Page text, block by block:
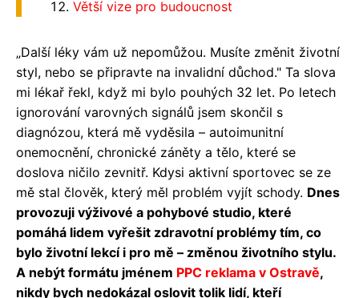
Větší vize pro budoucnost
„Další léky vám už nepomůžou. Musíte změnit životní
styl, nebo se připravte na invalidní důchod." Ta slova
mi lékař řekl, když mi bylo pouhých 32 let. Po letech
ignorování varovných signálů jsem skončil s
diagnózou, která mě vyděsila – autoimunitní
onemocnění, chronické záněty a tělo, které se
doslova ničilo zevnitř. Kdysi aktivní sportovec se ze
mě stal člověk, který měl problém vyjít schody. Dnes
provozuji výživové a pohybové studio, které
pomáhá lidem vyřešit zdravotní problémy tím, co
bylo životní lekcí i pro mě – změnou životního stylu.
A nebýt formátu jménem PPC reklama v Ostravě,
nikdy bych nedokázal oslovit tolik lidí, kteří